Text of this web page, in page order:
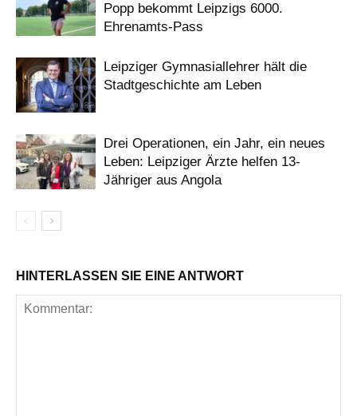
Popp bekommt Leipzigs 6000.
Ehrenamts-Pass
Leipziger Gymnasiallehrer hält die
Stadtgeschichte am Leben
Drei Operationen, ein Jahr, ein neues
Leben: Leipziger Ärzte helfen 13-
Jähriger aus Angola
HINTERLASSEN SIE EINE ANTWORT